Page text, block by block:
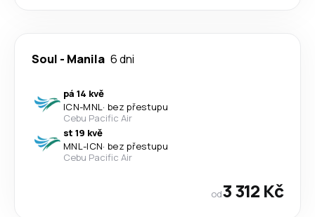
Soul - Manila 6 dni
pá 14 kvě
ICN-MNL· bez přestupu
Cebu Pacific Air
st 19 kvě
MNL-ICN· bez přestupu
Cebu Pacific Air
od3 312 Kč